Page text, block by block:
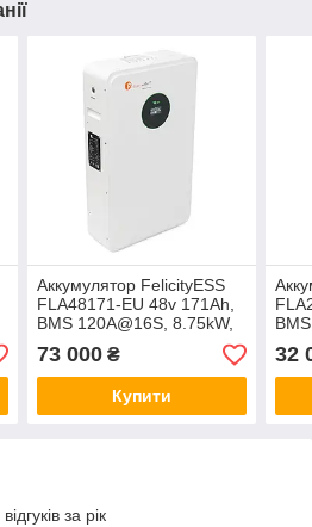
Аккумулятор FelicityESS
FLA48171-EU 48v 171Ah,
BMS 120A@16S, 8.75kW,
до 15 parallel,
CAN&RS485, IP21,
6000Cycles,
735*433*188mm,
73 000₴
Купити
32
за рік